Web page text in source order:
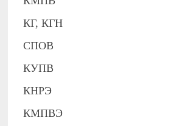
КГ, КГН
СПОВ
КУПВ
КНРЭ
КМПВЭ